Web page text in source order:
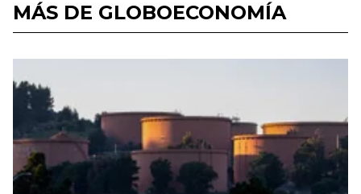
MÁS DE GLOBOECONOMÍA